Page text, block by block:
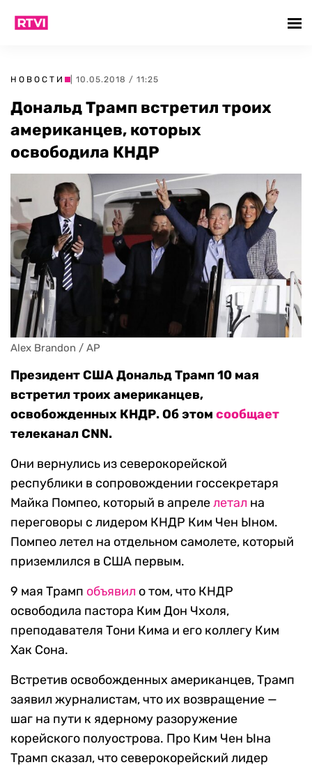
НОВОСТИ | 10.05.2018 / 11:25
Дональд Трамп встретил троих
американцев, которых
освободила КНДР
Alex Brandon / AP
Президент США Дональд Трамп 10 мая
встретил троих американцев,
освобожденных КНДР. Об этом сообщает
телеканал CNN.
Они вернулись из северокорейской
республики в сопровождении госсекретаря
Майка Помпео, который в апрелелетал на
переговоры с лидером КНДР Ким Чен Ыном.
Помпео летел на отдельном самолете, который
приземлился в США первым.
9 мая Трамп объявил о том, что КНДР
освободила пастора Ким Дон Чхоля,
преподавателя Тони Кима и его коллегу Ким
Хак Сона.
Встретив освобожденных американцев, Трамп
заявил журналистам, что их возвращение —
шаг на пути к ядерному разоружение
корейского полуострова. Про Ким Чен Ына
Трамп сказал, что северокорейский лидер